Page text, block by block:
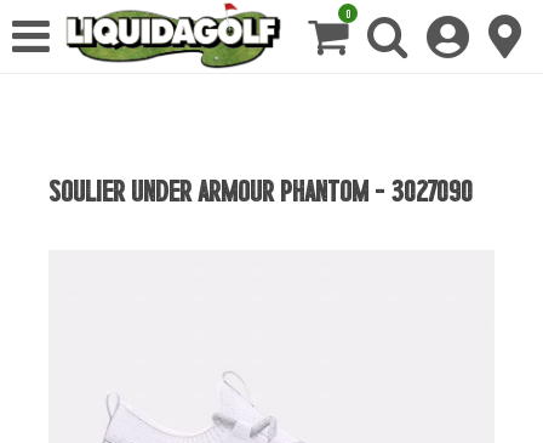
0
SOULIER UNDER ARMOUR PHANTOM - 3027090